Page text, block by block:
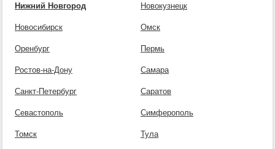
Нижний Новгород Новокузнецк
Новосибирск Омск
Оренбург Пермь
Ростов-на-Дону Самара
Санкт-Петербург Саратов
Севастополь Симферополь
Томск Тула